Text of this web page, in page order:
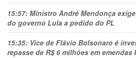
15:57: Ministro André Mendonça
do governo Lula a pedido do PL
15:35: Vice de Flávio Bolsonaro é
repasse de R$ 6 milhões em emendas